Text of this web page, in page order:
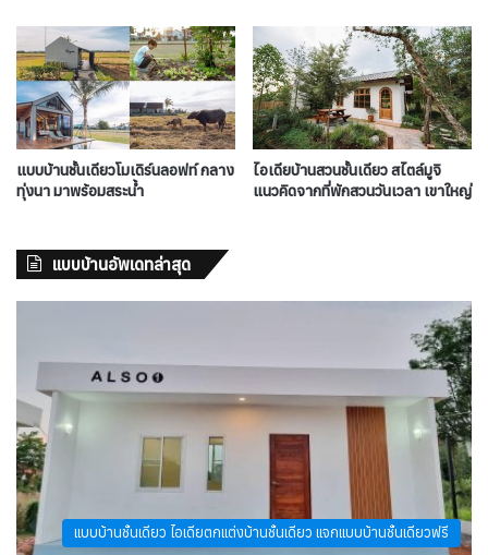
แบบบ้านชั้นเดียวโมเดิร์นลอฟท์ กลาง
ทุ่งนา มาพร้อมสระน้ำ
ไอเดียบ้านสวนชั้นเดียว สไตล์มูจิ
แนวคิดจากที่พักสวนวันเวลา เขาใหญ่
แบบบ้านอัพเดทล่าสุด
แบบบ้านชั้นเดียว ไอเดียตกแต่งบ้านชั้นเดียว แจกแบบบ้านชั้นเดียวฟรี